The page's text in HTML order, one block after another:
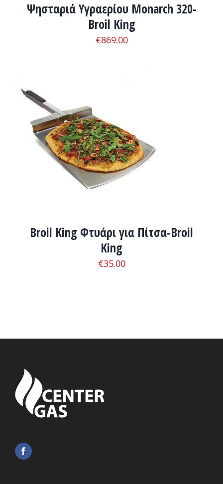
Ψησταριά Υγραερίου Monarch 320-
Broil King
€869.00
ADD TO CART / ΛΕΠΤΟΜΈΡΕΙΕΣ
Broil King Φτυάρι για Πίτσα-Broil
King
€35.00